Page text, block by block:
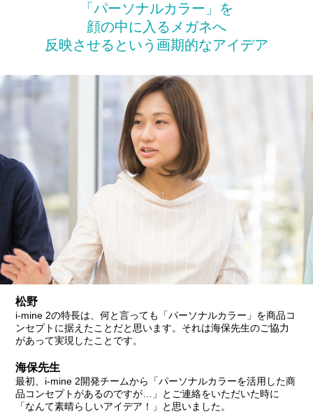
「パーソナルカラー」を
顔の中に入るメガネへ
反映させるという画期的なアイデア
松野
i-mine 2の特長は、何と言っても「パーソナルカラー」を商品コ
ンセプトに据えたことだと思います。それは海保先生のご協力
があって実現したことです。
海保先生
最初、i-mine 2開発チームから「パーソナルカラーを活用した商
品コンセプトがあるのですが…」とご連絡をいただいた時に
「なんて素晴らしいアイデア！」と思いました。